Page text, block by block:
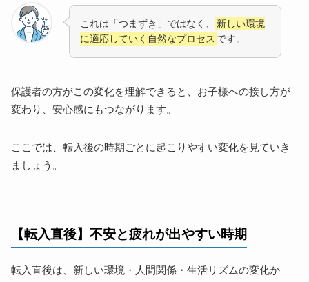
これは「つまずき」ではなく、
新しい環境
に適応していく自然なプロセス です。
保護者の方がこの変化を理解できると、お子様への接し方が
変わり、安心感にもつながります。
ここでは、転入後の時期ごとに起こりやすい変化を見ていき
ましょう。
【転入直後】不安と疲れが出やすい時期
転入直後は、新しい環境・人間関係・生活リズムの変化か